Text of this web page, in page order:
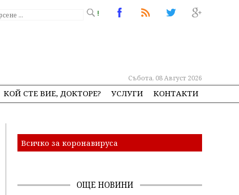
!
Събота, 08 Август 2026
КОЙ СТЕ ВИЕ, ДОКТОРЕ? УСЛУГИ КОНТАКТИ
Всичко за коронавируса
ОЩЕ НОВИНИ